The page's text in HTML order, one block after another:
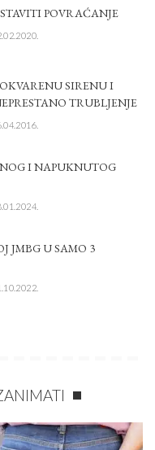
POVRAĆANJE
SIRENU I
TRUBLJENJE
I NAPUKNUTOG
JMBG U SAMO 3